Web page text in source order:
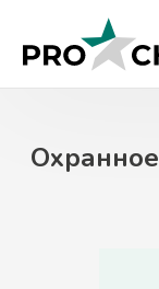
content